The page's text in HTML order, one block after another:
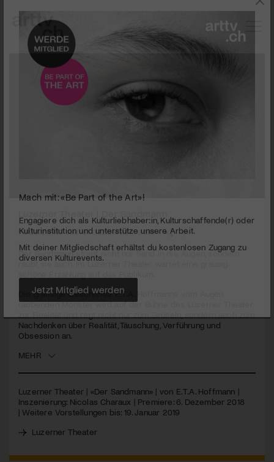
28
seconds
PUBLIZIERT AM 6. DEZEMBER 2018
Der Sandmann streut nicht nur Sand in die Augen, sondern
raubt sie auch. Im Luzerner Theater wartet eine grausig
Die grausige Geschichte E.T.A. Hoffmanns vom Augen
raubenden Monster wird auf der Bühne des Luzerner Theater
Nachdenken über Realität, Täuschung, Verführung und
Obsession an.
MEHR
Luzerner Theater | «Der Sandmann» | von E.T.A. Hoffmann |
Inszenierung: Nicolas Charaux | Premiere: 6. Dezember 2018
| Weitere Vorstellungen bis: 19. Januar 2019
Luzerner Theater
Engagiere dich als Kulturliebhaber:in, Kulturschaffende(r) oder
Kulturinstitution und unterstütze unsere Arbeit.
Mit deiner Mitgliedschaft erhältst du kostenlosen Zugang zu
Jetzt Mitglied werden